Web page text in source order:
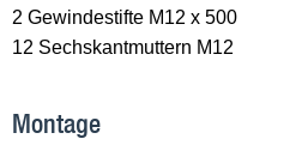
2 Gewindestifte M12 x 500
12 Sechskantmuttern M12
Montage